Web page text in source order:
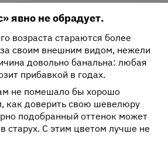
явно не обрадует.
возраста стараются более
своим внешним видом, нежели
довольно банальна: любая
прибавкой в годах.
не помешало бы хорошо
как доверить свою шевелюру
подобранный оттенок может
старух. С этим цветом лучше не